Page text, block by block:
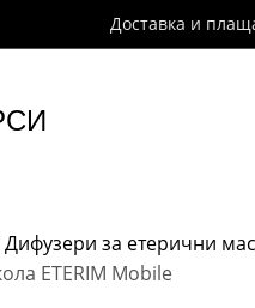
Доставка и
Дифузери за етерични
ETERIM Mobile